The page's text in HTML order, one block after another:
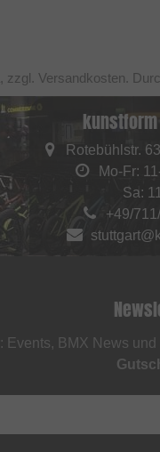
Versandkosten.
Rotebühlstr.
Mo-Fr:
Sa:
+49/
Events, BMX News